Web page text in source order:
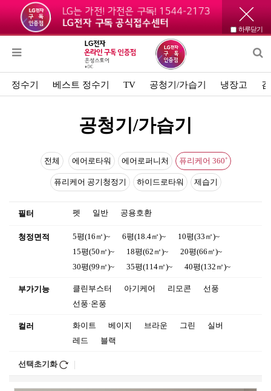
하루닫기
정수기 베스트 정수기 TV 공청기/가습기 냉장고
공청기/가습기
전체 에어로타워 에어로퍼니처 퓨리케어 360˚
퓨리케어 공기청정기 하이드로타워 제습기
필터 펫 일반 공용호환
청정면적 5평(16㎡)~ 6평(18.4㎡)~
10평(33㎡)~
15평(50㎡)~
18평(62㎡)~
20평(66㎡)~
30평(99㎡)~
35평(114㎡)~ 40평(132㎡)~
부가기능 클린부스터 아기케어 리모콘
선풍
선풍·온풍
컬러 화이트 베이지 브라운 그린
실버
레드
블랙
선택초기화